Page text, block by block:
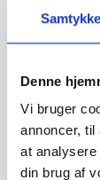
Samtykke
Denne
Vi bruger
annoncer,
at
din brug af
Vi
den
med